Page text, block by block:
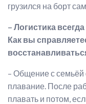
грузился на борт
– Логистика
Как вы
– Общение с семьёй
плавание. После
плавать и потом,